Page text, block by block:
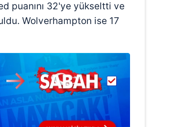
puanını 32'ye yükseltti ve
Wolverhampton ise 17